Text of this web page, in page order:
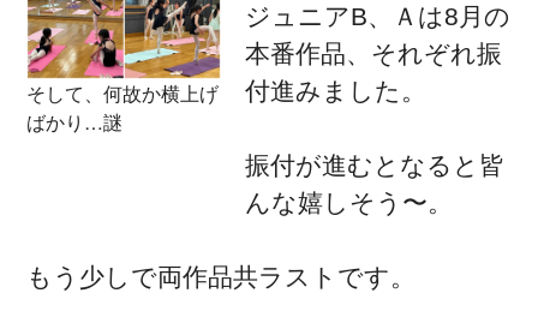
そして、何故か横上げ
ばかり…謎
ジュニアB、Ａは8月の
本番作品、それぞれ振
付進みました。
振付が進むとなると皆
んな嬉しそう〜。
もう少しで両作品共ラストです。